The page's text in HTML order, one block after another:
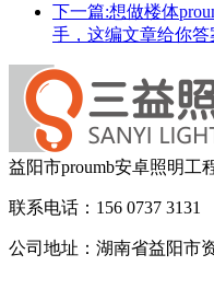
下一篇:想做楼体
手，这编文章给你
益阳市proumb安卓照明工
联系电话：156 0737 3131
公司地址：湖南省益阳